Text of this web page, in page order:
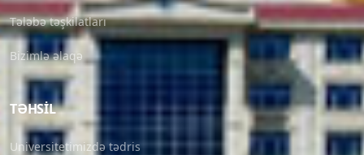
Tələbə təşkilatları
Bizimlə əlaqə
TƏHSIL
Universitetimizdə tədris